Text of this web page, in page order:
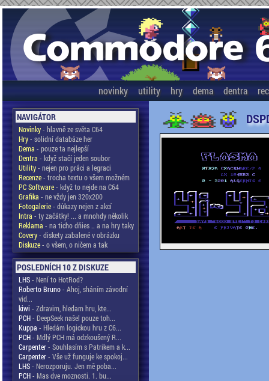
novinky utility hry dema dentra
NAVIGÁTOR
Novinky- hlavně ze světa C64
Hry- solidní databáze her
Dema - pouze ta nejlepší
Dentra - když stačí jeden soubor
Utility- nejen pro práci a legraci
Recenze- trocha textu o všem možném
PC Software- když to nejde na C64
Grafika - ne vždy jen 320x200
Fotogalerie- důkazy nejen z akcí
Intra - ty začátky! ... a mnohdy několik
Reklama - na ticho dňies .. a na hry taky
Covery- diskety zabalené v obrázku
Diskuze- o všem, o ničem a tak
POSLEDNÍCH 10 Z DISKUZE
LHS- Není to HotRod?
Roberto Bruno- Ahoj, sháním závodní
vid...
kiwi - Zdravim, hledam hru, kte...
PCH- DeepSeek našel pouze toh...
Kuppa - Hledám logickou hru z C6...
PCH- Mdlý PCH má odzkoušený R...
Carpenter- Souhlasím s Patrikem a k...
Carpenter- Vše už funguje ke spokoj...
LHS- Nerozporuju. Jen mě poba...
PCH- Mas dve moznosti. 1. bu...